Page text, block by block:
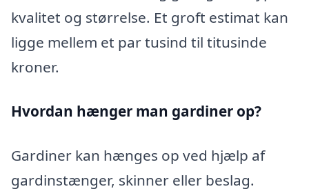
kvalitet og størrelse. Et groft estimat kan
ligge mellem et par tusind til titusinde
kroner.
Hvordan hænger man gardiner op?
Gardiner kan hænges op ved hjælp af
gardinstænger, skinner eller beslag.